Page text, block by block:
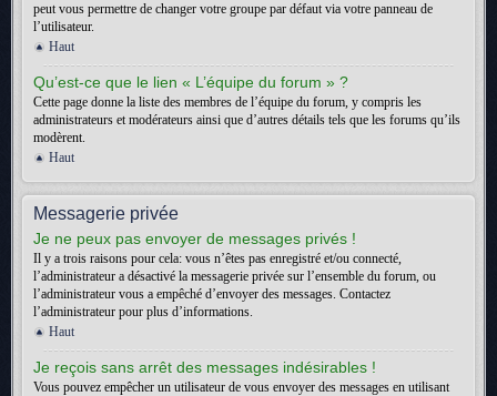
peut vous permettre de changer votre groupe par défaut via votre panneau de
l’utilisateur.
Haut
Qu’est-ce que le lien « L’équipe du forum » ?
Cette page donne la liste des membres de l’équipe du forum, y compris les
administrateurs et modérateurs ainsi que d’autres détails tels que les forums qu’ils
modèrent.
Haut
Messagerie privée
Je ne peux pas envoyer de messages privés !
Il y a trois raisons pour cela: vous n’êtes pas enregistré et/ou connecté,
l’administrateur a désactivé la messagerie privée sur l’ensemble du forum, ou
l’administrateur vous a empêché d’envoyer des messages. Contactez
l’administrateur pour plus d’informations.
Haut
Je reçois sans arrêt des messages indésirables !
Vous pouvez empêcher un utilisateur de vous envoyer des messages en utilisant